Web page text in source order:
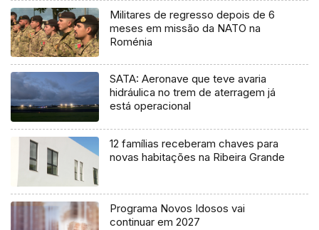
Militares de regresso depois de 6
meses em missão da NATO na
Roménia
SATA: Aeronave que teve avaria
hidráulica no trem de aterragem já
está operacional
12 famílias receberam chaves para
novas habitações na Ribeira Grande
Programa Novos Idosos vai
continuar em 2027